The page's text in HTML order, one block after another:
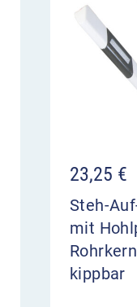
23,25 €
Steh-
mit
kippbar